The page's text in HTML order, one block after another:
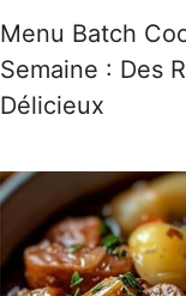
Menu Batch
Semaine : Des
Délicieux